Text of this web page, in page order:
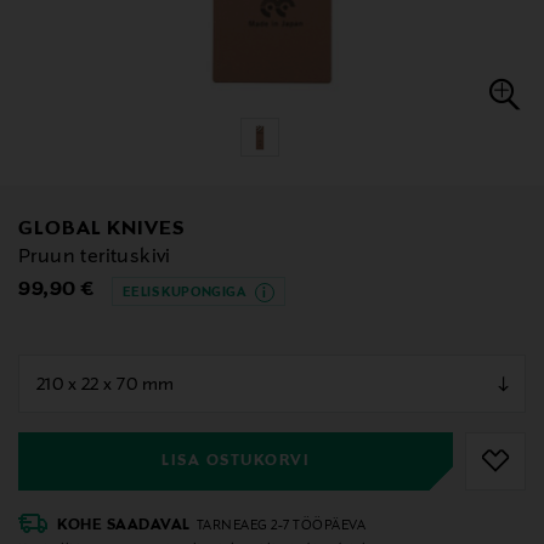
GLOBAL KNIVES
Pruun terituskivi
Original Price
99,90 € EELIS KUPONGIGA
LISA OSTUKORVI
KOHE SAADAVAL TARNEAEG 2-7 TÖÖPÄEVA